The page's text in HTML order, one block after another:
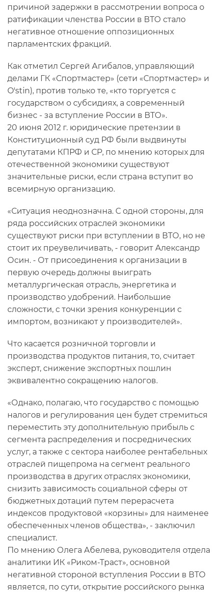
причиной задержки в рассмотрении вопроса о
ратификации членства России в ВТО стало
негативное отношение оппозиционных
парламентских фракций.
Как отметил Сергей Агибалов, управляющий
делами ГК «Спортмастер» (сети «Спортмастер» и
O'stin), против только те, «кто торгуется с
государством о субсидиях, а современный
бизнес - за вступление России в ВТО».
20 июня 2012 г. юридические претензии в
Конституционный суд РФ были выдвинуты
депутатами КПРФ и СР, по мнению которых для
отечественной экономики существуют
значительные риски, если страна вступит во
всемирную организацию.
«Ситуация неоднозначна. С одной стороны, для
ряда российских отраслей экономики
существуют риски при вступлении в ВТО, но не
стоит их преувеличивать, - говорит Александр
Осин. - От присоединения к организации в
первую очередь должны выиграть
металлургическая отрасль, энергетика и
производство удобрений. Наибольшие
сложности, с точки зрения конкуренции с
импортом, возникают у производителей».
Что касается розничной торговли и
производства продуктов питания, то, считает
эксперт, снижение экспортных пошлин
эквивалентно сокращению налогов.
«Однако, полагаю, что государство с помощью
налогов и регулирования цен будет стремиться
переместить эту дополнительную прибыль с
сегмента распределения и посреднических
услуг, а также с сектора наиболее рентабельных
отраслей пищепрома на сегмент реального
производства в других отраслях экономики,
снизить зависимость социальной сферы от
бюджетных дотаций путем перерасчета
индексов продуктовой «корзины» для наименее
обеспеченных членов общества», - заключил
специалист.
По мнению Олега Абелева, руководителя отдела
аналитики ИК «Риком-Траст», основной
негативной стороной вступления России в ВТО
является, по сути, открытие российского рынка